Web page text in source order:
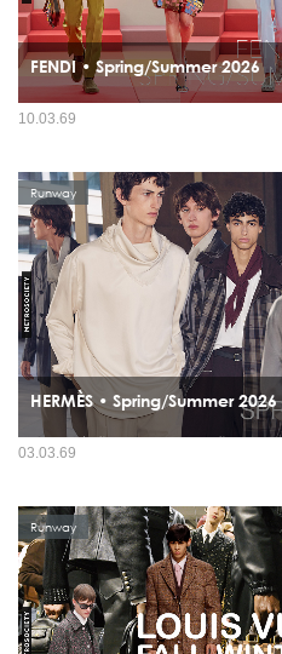
FENDI • Spring/Summer 2026
ผู้ชายของ FENDI ไม่ได้หนีความวุ่นวายขอ
10.03.69
HERMÈS • Spring/Summer 2026
คอลเลคชั่นนี้พูดกับเมืองใหญ่ด้วยน้ำเสียงแ
Runway
03.03.69
Runway